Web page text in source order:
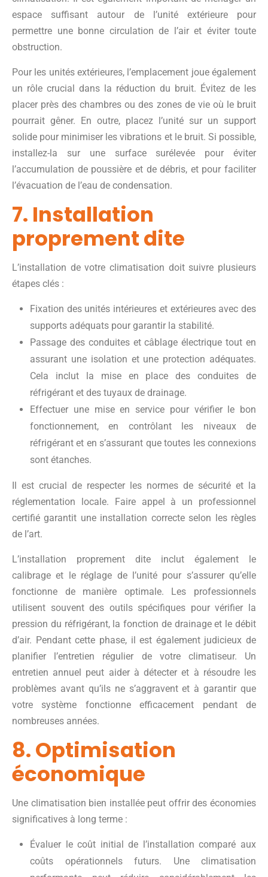
espace suffisant autour de l’unité extérieure pour
permettre une bonne circulation de l’air et éviter toute
obstruction.
Pour les unités extérieures, l’emplacement joue également
un rôle crucial dans la réduction du bruit. Évitez de les
placer près des chambres ou des zones de vie où le bruit
pourrait gêner. En outre, placez l’unité sur un support
solide pour minimiser les vibrations et le bruit. Si possible,
installez-la sur une surface surélevée pour éviter
l’accumulation de poussière et de débris, et pour faciliter
l’évacuation de l’eau de condensation.
7. Installation
proprement dite
L’installation de votre climatisation doit suivre plusieurs
étapes clés :
Fixation des unités intérieures et extérieures avec des
supports adéquats pour garantir la stabilité.
Passage des conduites et câblage électrique tout en
assurant une isolation et une protection adéquates.
Cela inclut la mise en place des conduites de
réfrigérant et des tuyaux de drainage.
Effectuer une mise en service pour vérifier le bon
fonctionnement, en contrôlant les niveaux de
réfrigérant et en s’assurant que toutes les connexions
sont étanches.
Il est crucial de respecter les normes de sécurité et la
réglementation locale. Faire appel à un professionnel
certifié garantit une installation correcte selon les règles
de l’art.
L’installation proprement dite inclut également le
calibrage et le réglage de l’unité pour s’assurer qu’elle
fonctionne de manière optimale. Les professionnels
utilisent souvent des outils spécifiques pour vérifier la
pression du réfrigérant, la fonction de drainage et le débit
d’air. Pendant cette phase, il est également judicieux de
planifier l’entretien régulier de votre climatiseur. Un
entretien annuel peut aider à détecter et à résoudre les
problèmes avant qu’ils ne s’aggravent et à garantir que
votre système fonctionne efficacement pendant de
nombreuses années.
8. Optimisation
économique
Une climatisation bien installée peut offrir des économies
significatives à long terme :
Évaluer le coût initial de l’installation comparé aux
coûts opérationnels futurs. Une climatisation